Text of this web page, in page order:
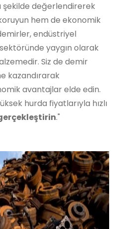
şekilde değerlendirerek
hem de ekonomik
endüstriyel
yaygın olarak
Siz de demir
kazandırarak
avantajlar elde edin.
hurda fiyatlarıyla hızlı
."